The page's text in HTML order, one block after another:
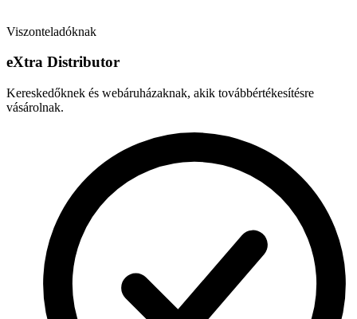
Viszonteladóknak
eXtra Distributor
Kereskedőknek és webáruházaknak, akik továbbértékesítésre
vásárolnak.